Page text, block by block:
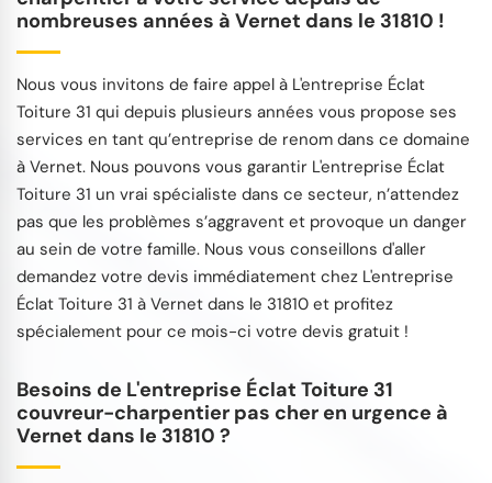
nombreuses années à Vernet dans le 31810 !
Nous vous invitons de faire appel à L'entreprise Éclat
Toiture 31 qui depuis plusieurs années vous propose ses
services en tant qu’entreprise de renom dans ce domaine
à Vernet. Nous pouvons vous garantir L'entreprise Éclat
Toiture 31 un vrai spécialiste dans ce secteur, n’attendez
pas que les problèmes s’aggravent et provoque un danger
au sein de votre famille. Nous vous conseillons d'aller
demandez votre devis immédiatement chez L'entreprise
Éclat Toiture 31 à Vernet dans le 31810 et profitez
spécialement pour ce mois-ci votre devis gratuit !
Besoins de L'entreprise Éclat Toiture 31
couvreur-charpentier pas cher en urgence à
Vernet dans le 31810 ?